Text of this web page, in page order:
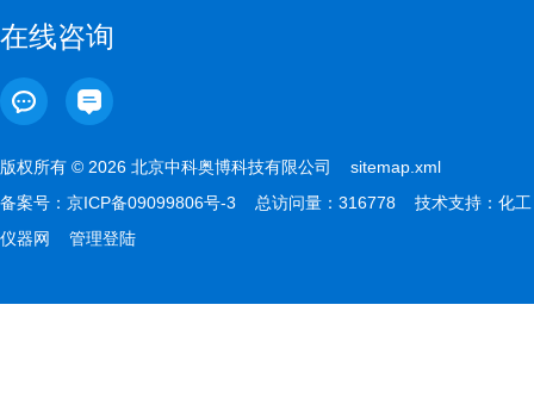
在线咨询
版权所有 © 2026 北京中科奥博科技有限公司 sitemap.xml
备案号： 京ICP备09099806号-3 总访问量：316778 技术支持： 化工
仪器网
管理登陆